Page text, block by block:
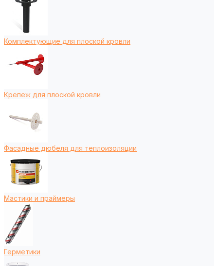
Комплектующие для плоской кровли
Крепеж для плоской кровли
Фасадные дюбеля для теплоизоляции
Мастики и праймеры
Герметики